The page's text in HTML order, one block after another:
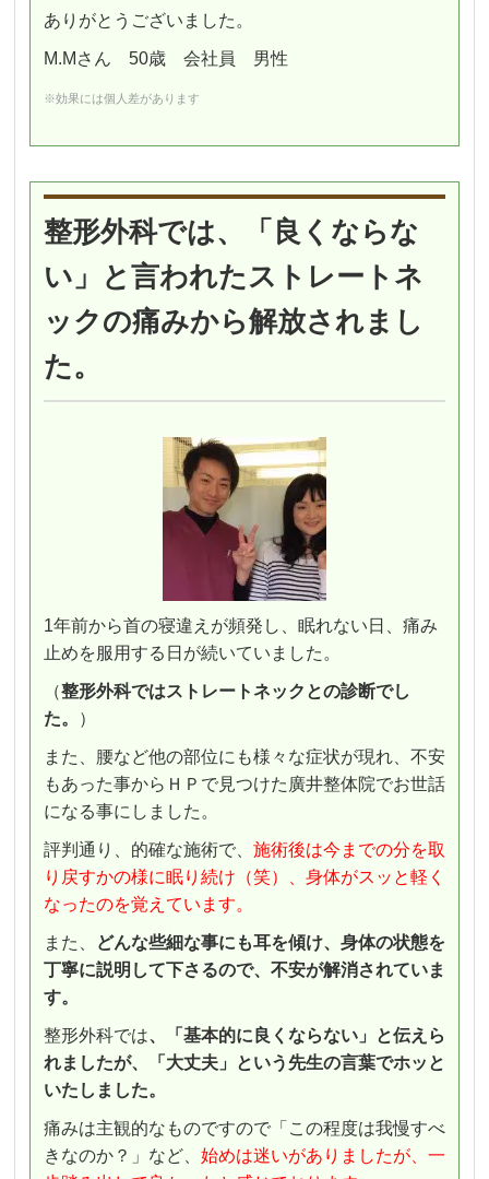
ありがとうございました。
M.Mさん 50歳 会社員 男性
※効果には個人差があります
整形外科では、「良くならな
い」と言われたストレートネ
ックの痛みから解放されまし
た。
1年前から首の寝違えが頻発し、眠れない日、痛み
止めを服用する日が続いていました。
（整形外科ではストレートネックとの診断でし
た。
）
また、腰など他の部位にも様々な症状が現れ、不安
もあった事からＨＰで見つけた廣井整体院でお世話
になる事にしました。
評判通り、的確な施術で、 施術後は今までの分を取
り戻すかの様に眠り続け（笑）、身体がスッと軽く
なったのを覚えています。
また、
どんな些細な事にも耳を傾け、身体の状態を
丁寧に説明して下さるので、不安が解消されていま
す。
整形外科では、「基本的に良くならない」と伝えら
れましたが、「大丈夫」という先生の言葉でホッと
いたしました。
痛みは主観的なものですので「この程度は我慢すべ
きなのか？」など、 始めは迷いがありましたが、一